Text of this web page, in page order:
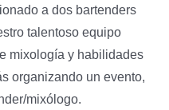
a dos bartenders
talentoso equipo
mixología y habilidades
organizando un evento,
mixólogo.